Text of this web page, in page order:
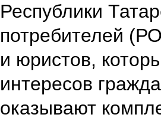
Республики
потребителей
и юристов,
интересов
оказывают